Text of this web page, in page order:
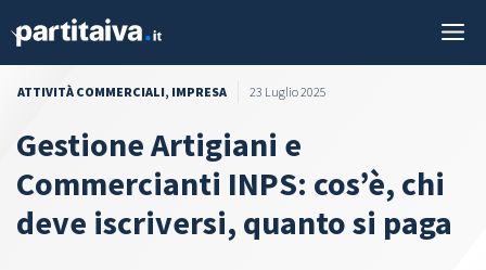
contenuto
ATTIVITÀ COMMERCIALI, IMPRESA 23 Luglio 2025
Gestione Artigiani e
Commercianti INPS: cos’è, chi
deve iscriversi, quanto si paga